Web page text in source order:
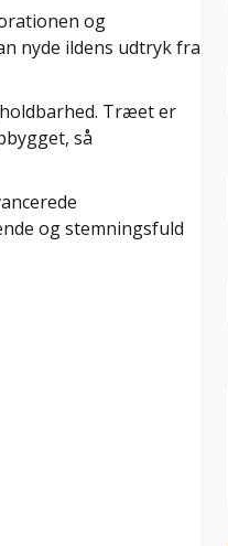
og
nyde ildens udtryk fra
Træet er
så
og stemningsfuld